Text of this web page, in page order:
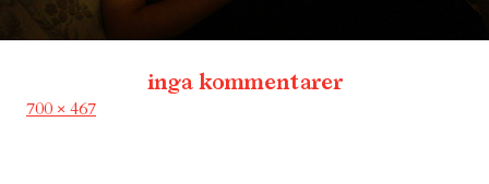
inga kommentarer
Full
700 × 467